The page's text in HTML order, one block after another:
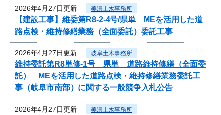
2026年4月27日更新 美濃土木事務所
【建設工事】維委第R8-2-4号/県単 MEを活用した道
路点検・維持修繕業務（全面委託）委託工事
2026年4月27日更新 岐阜土木事務所
維持委託第R8単修-1号 県単 道路維持修繕（全面委
託） MEを活用した道路点検・維持修繕業務委託工
事（岐阜市南部）に関する一般競争入札公告
2026年4月27日更新 美濃土木事務所